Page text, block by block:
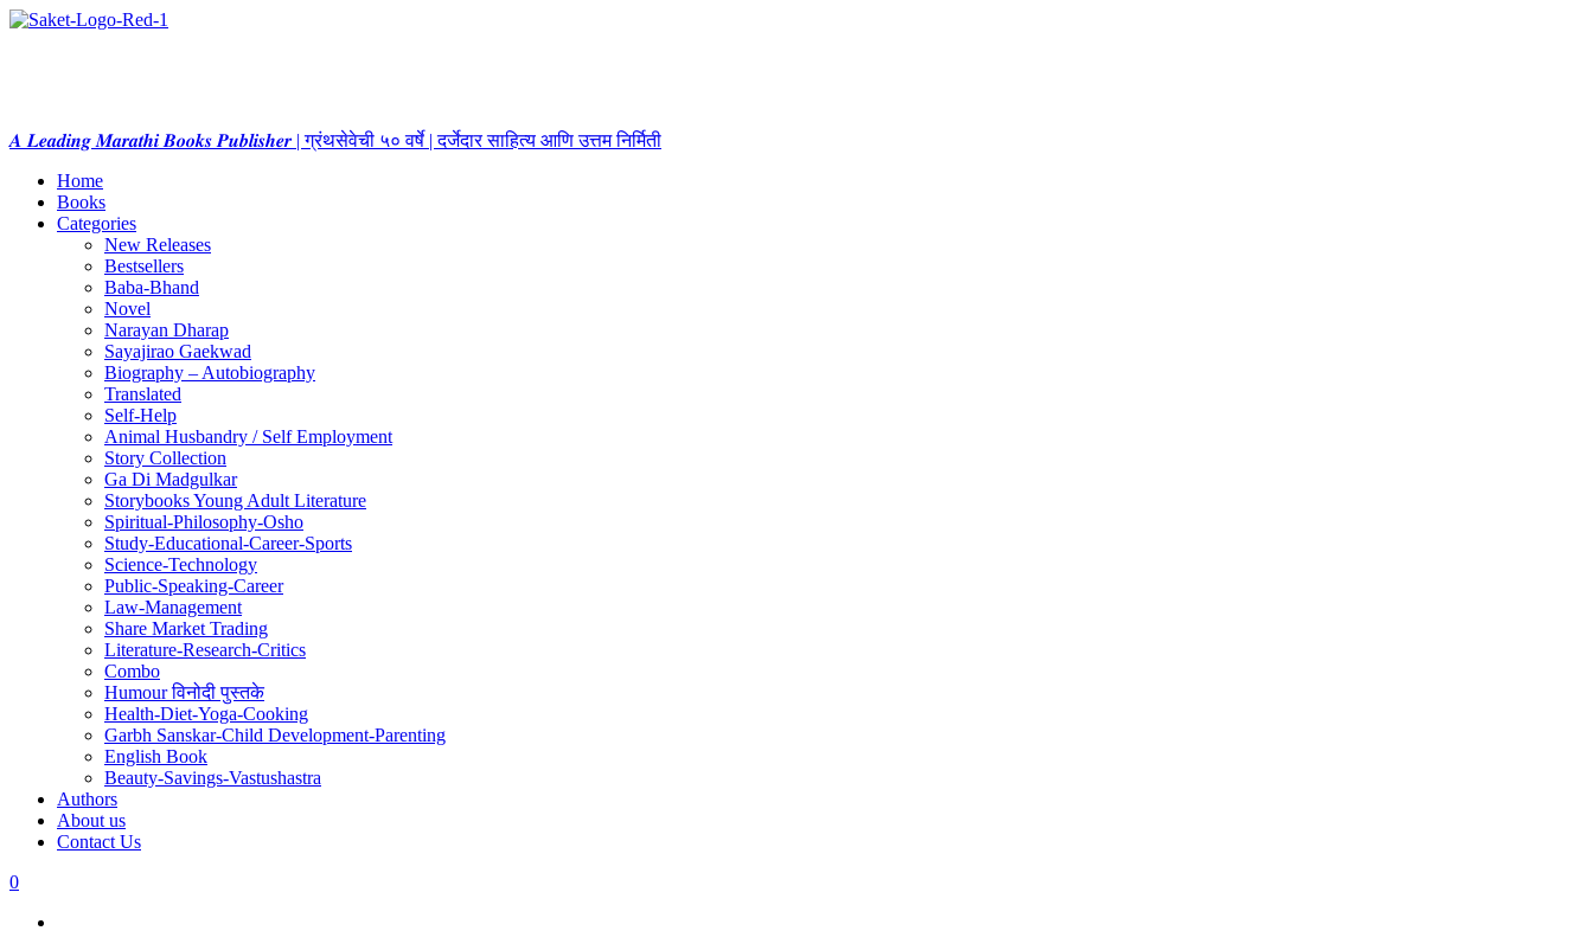
𝑨 𝑳𝒆𝒂𝒅𝒊𝒏𝒈 𝑴𝒂𝒓𝒂𝒕𝒉𝒊 𝑩𝒐𝒐𝒌𝒔 𝑷𝒖𝒃𝒍𝒊𝒔𝒉𝒆𝒓 | ग्रंथसेवेची ५० वर्षे | दर्जेदार साहित्य आणि उत्तम निर्मिती
Home
Books
Categories
New Releases
Bestsellers
Baba-Bhand
Novel
Narayan Dharap
Sayajirao Gaekwad
Biography – Autobiography
Translated
Self-Help
Animal Husbandry / Self Employment
Story Collection
Ga Di Madgulkar
Storybooks Young Adult Literature
Spiritual-Philosophy-Osho
Study-Educational-Career-Sports
Science-Technology
Public-Speaking-Career
Law-Management
Share Market Trading
Literature-Research-Critics
Combo
Humour विनोदी पुस्तके
Health-Diet-Yoga-Cooking
Garbh Sanskar-Child Development-Parenting
English Book
Beauty-Savings-Vastushastra
Authors
About us
Contact Us
0